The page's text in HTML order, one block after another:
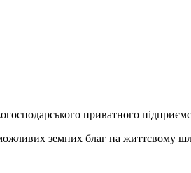
приватного
можливих земних благ на життєвому